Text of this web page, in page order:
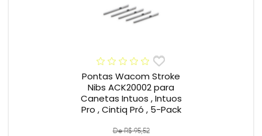
Pontas Wacom Stroke
Nibs ACK20002 para
Canetas Intuos , Intuos
Pro , Cintiq Pró , 5-Pack
De R$ 95,52